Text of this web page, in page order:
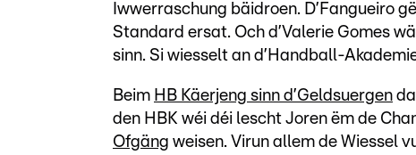
Iwwerraschung bäidroen. D’Fangueiro
Standard ersat. Och d’Valerie Gomes
sinn. Si wiesselt an d’Handball-
Beim HB Käerjeng sinn d’Geldsuergen
den HBK wéi déi lescht Joren ëm de
Ofgäng weisen. Virun allem de Wiessel